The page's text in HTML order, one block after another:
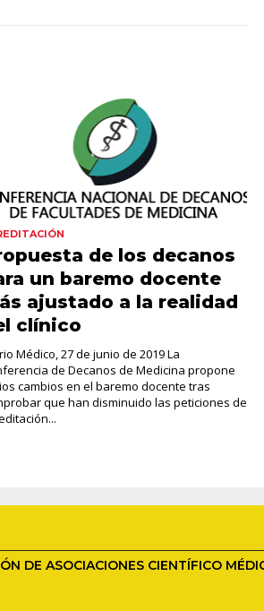
de los decanos
un baremo docente
ajustado a la realidad
clínico
Médico, 27 de junio de 2019 La
de Decanos de Medicina propone
cambios en el baremo docente tras
que han disminuido las peticiones de